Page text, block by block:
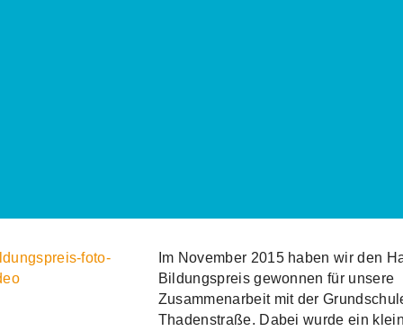
Im November 2015 haben wir den
Bildungspreis gewonnen für unsere
Zusammenarbeit mit der
Thadenstraße. Dabei wurde ein